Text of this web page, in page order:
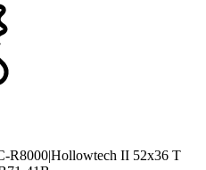
R8000|Hollowtech II 52x36 T